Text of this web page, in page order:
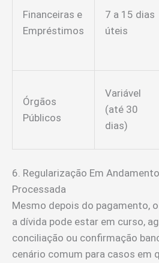
Financeiras e
Empréstimos
7 a 15 dias
úteis
Órgãos
Públicos
Variável
(até 30
dias)
6. Regularização Em
Processada
Mesmo depois do pagamento,
a dívida pode estar em curso,
conciliação ou confirmação
cenário comum para casos em